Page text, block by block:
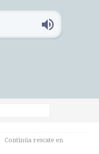
Continúa rescate en